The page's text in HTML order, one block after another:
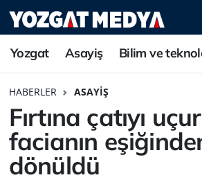
Yozgat Asayiş Bilim ve
HABERLER ASAYIŞ
Fırtına çatıyı
facianın
dönüldü